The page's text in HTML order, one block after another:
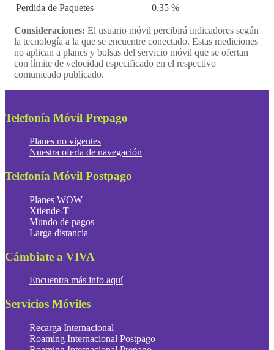
Perdida de Paquetes
0,35 %
Consideraciones: El usuario móvil percibirá indicadores según
la tecnología a la que se encuentre conectado. Estas mediciones
no aplican a planes y bolsas del servicio móvil que se ofertan
con límite de velocidad especificado en el respectivo
comunicado publicado.
Telefonía Móvil Prepago
Planes no vigentes
Nuestra oferta de navegación
Telefonía Móvil Postpago
Planes WOW
Xtiende-T
Mundo de pagos
Larga distancia
Cámbiate a VIVA
Encuentra más info aquí
Servicios Móviles
Recarga Internacional
Roaming Internacional Postpago